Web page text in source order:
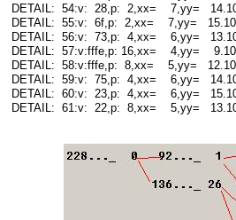
DETAIL: 54:v: 28,p: 2,xx= 7,yy=
DETAIL: 55:v: 6f,p: 2,xx= 7,yy=
DETAIL: 56:v: 73,p: 4,xx= 6,yy=
DETAIL: 57:v:fffe,p: 16,xx= 4,yy=
DETAIL: 58:v:fffe,p: 8,xx= 5,yy=
DETAIL: 59:v: 75,p: 4,xx= 6,yy=
DETAIL: 60:v: 23,p: 4,xx= 6,yy=
DETAIL: 61:v: 22,p: 8,xx= 5,yy=